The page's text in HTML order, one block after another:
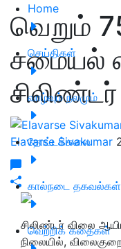
Home
செய்திகள்
வாழ்வும் நலமும்
தோட்டக்கலை
கால்நடை தகவல்கள்
வெற்றிக் கதைகள்
வெறும்
சமையல்
Elavarse Sivakumar
சிலிண்டர் விலை
நிலையில்,